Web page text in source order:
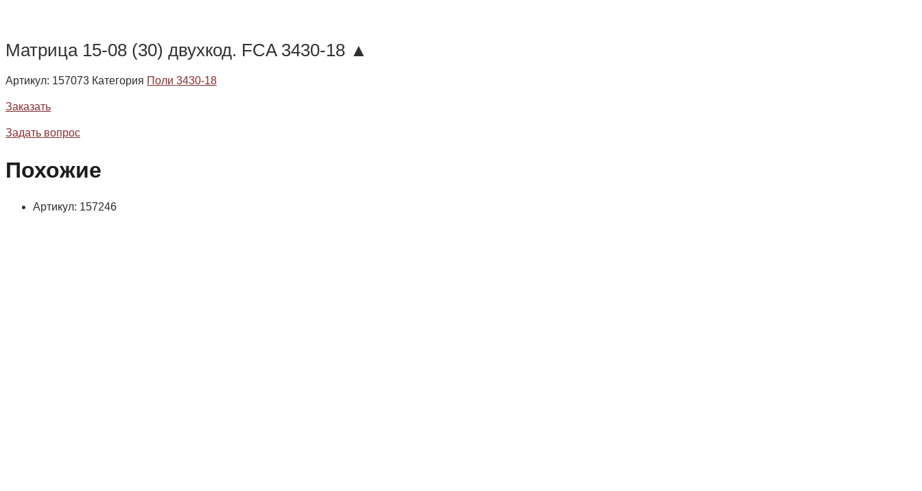
Матрица 15-08 (30) двухкод. FCA 3430-18 ▲
Артикул: 157073 Категория Поли 3430-18
Заказать
Задать вопрос
Похожие
Артикул: 157246